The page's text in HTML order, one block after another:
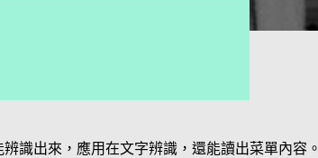
識出來，應用在文字辨識，還能讀出菜單內容。